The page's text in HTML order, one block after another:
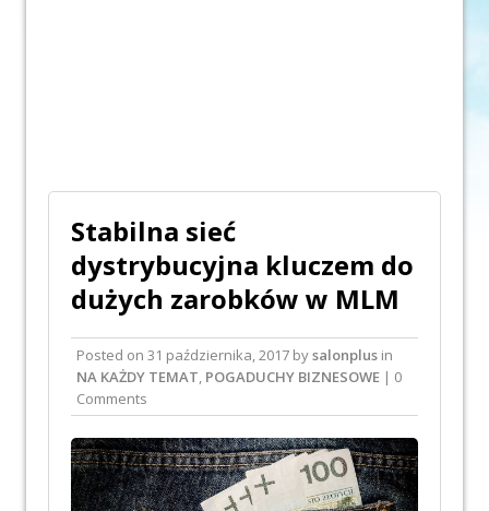
Stabilna sieć
dystrybucyjna kluczem do
dużych zarobków w MLM
Posted on 31 października, 2017 bysalonplus in
NA KAŻDY TEMAT, POGADUCHY BIZNESOWE | 0
Comments